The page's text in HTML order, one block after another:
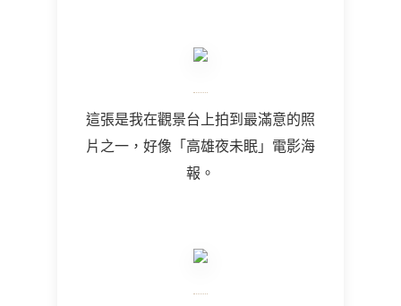
這張是我在觀景台上拍到最滿意的照
片之一，好像「高雄夜未眠」電影海
報。